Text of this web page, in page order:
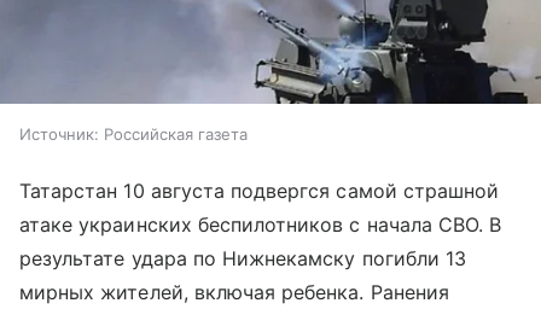
Источник: Российская газета
Татарстан 10 августа подвергся самой страшной
атаке украинских беспилотников с начала СВО. В
результате удара по Нижнекамску погибли 13
мирных жителей, включая ребенка. Ранения